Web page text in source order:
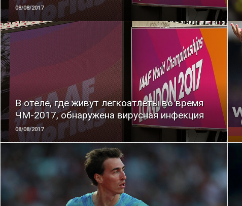
08/08/2017
В отеле, где живут легкоатлеты во время
ЧМ-2017, обнаружена вирусная инфекция
08/08/2017
ЧИТАТЬ
ЧИТАТЬ